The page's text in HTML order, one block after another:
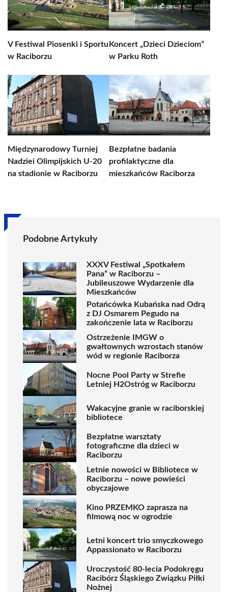
V Festiwal Piosenki i Sportu
w Raciborzu
Koncert „Dzieci Dzieciom”
w Parku Roth
Międzynarodowy Turniej
Nadziei Olimpijskich U-20
na stadionie w Raciborzu
Bezpłatne badania
profilaktyczne dla
mieszkańców Raciborza
Podobne Artykuły
XXXV Festiwal „Spotkałem
Pana” w Raciborzu –
Jubileuszowe Wydarzenie dla
Mieszkańców
Potańcówka Kubańska nad Odrą
z DJ Osmarem Pegudo na
zakończenie lata w Raciborzu
Ostrzeżenie IMGW o
gwałtownych wzrostach stanów
wód w regionie Raciborza
Nocne Pool Party w Strefie
Letniej H2Ostróg w Raciborzu
Wakacyjne granie w raciborskiej
bibliotece
Bezpłatne warsztaty
fotograficzne dla dzieci w
Raciborzu
Letnie nowości w Bibliotece w
Raciborzu – nowe powieści
obyczajowe
Kino PRZEMKO zaprasza na
filmową noc w ogrodzie
Letni koncert trio smyczkowego
Appassionato w Raciborzu
Uroczystość 80-lecia Podokręgu
Racibórz Śląskiego Związku Piłki
Nożnej